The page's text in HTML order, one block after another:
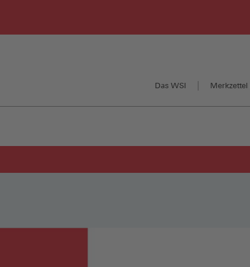
Das WSI Merkzettel